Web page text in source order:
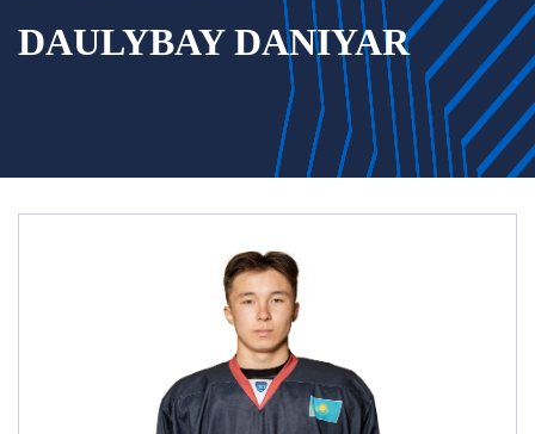
DAULYBAY DANIYAR